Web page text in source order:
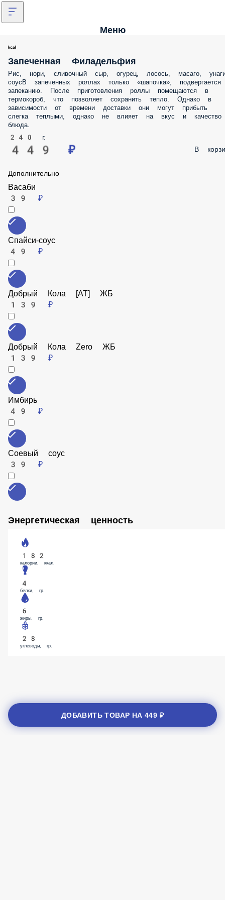
Меню
Запеченная Филадельфия
Рис, нори, сливочный сыр, огурец, лосось, масаго, унаги соусВ
запеченных роллах только «шапочка», подвергается запеканию.
приготовления роллы помещаются в термокороб, что позволяет
сохранить тепло. Однако в зависимости от времени доставки они
могут прибыть слегка теплыми, однако не влияет на вкус и качество
блюда.
240 г.
449 ₽
Васаби
39 ₽
Спайси-соус
49 ₽
Добрый Кола [АТ] ЖБ
139 ₽
Имбирь
49 ₽
Соевый соус
39 ₽
Энергетическая ценность
182
калории, ккал.
4
белки, гр.
6
ДОБАВИТЬ ТОВАР НА449 ₽